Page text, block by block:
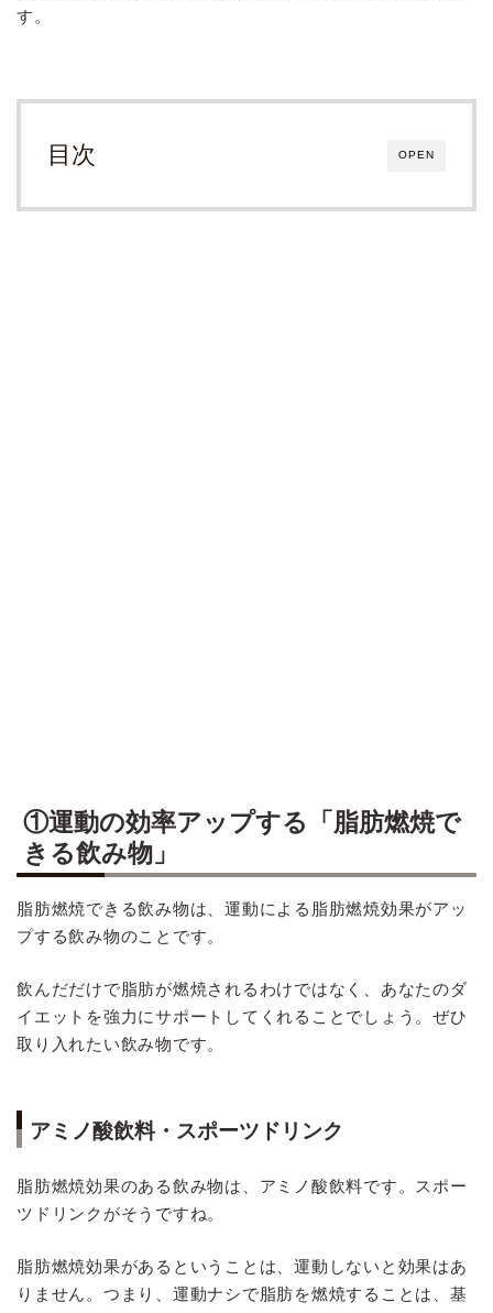
す。
OPEN
目次
①運動の効率アップする「脂肪燃焼で
きる飲み物」
脂肪燃焼できる飲み物は、運動による脂肪燃焼効果がアッ
プする飲み物のことです。
飲んだだけで脂肪が燃焼されるわけではなく、あなたのダ
イエットを強力にサポートしてくれることでしょう。ぜひ
取り入れたい飲み物です。
アミノ酸飲料・スポーツドリンク
脂肪燃焼効果のある飲み物は、アミノ酸飲料です。スポー
ツドリンクがそうですね。
脂肪燃焼効果があるということは、運動しないと効果はあ
りません。つまり、運動ナシで脂肪を燃焼することは、基